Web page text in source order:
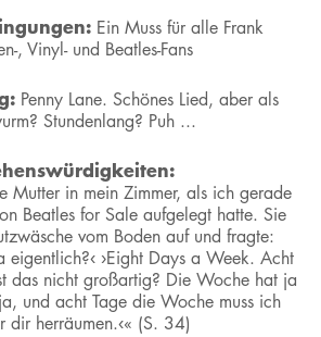
Ein Muss für alle Frank
, Vinyl- und Beatles-Fans
Penny Lane. Schönes Lied, aber als
Stundenlang? Puh ...
Mutter in mein Zimmer, als ich gerade
Beatles for Sale aufgelegt hatte. Sie
vom Boden auf und fragte:
eigentlich?‹ ›Eight Days a Week. Acht
das nicht großartig? Die Woche hat ja
und acht Tage die Woche muss ich
dir herräumen.‹« (S. 34)